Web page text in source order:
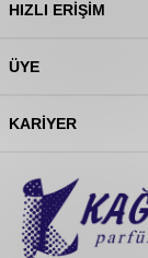
HIZLI ERIŞIM
ÜYE
KARIYER